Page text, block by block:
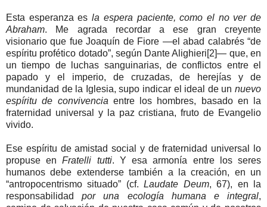
Esta esperanza esla espera paciente, como el no ver de
Abraham. Me agrada recordar a ese gran creyente
visionario que fue Joaquín de Fiore —el abad calabrés “de
espíritu profético dotado”, según Dante Alighieri[2]— que, en
un tiempo de luchas sanguinarias, de conflictos entre el
papado y el imperio, de cruzadas, de herejías y de
mundanidad de la Iglesia, supo indicar el ideal de un nuevo
espíritu de convivencia entre los hombres, basado en la
fraternidad universal y la paz cristiana, fruto de Evangelio
vivido.
Ese espíritu de amistad social y de fraternidad universal lo
propuse enFratelli tutti. Y esa armonía entre los seres
humanos debe extenderse también a la creación, en un
“antropocentrismo situado” (cf.Laudate Deum, 67), en la
responsabilidadpor una ecología humana e integral,